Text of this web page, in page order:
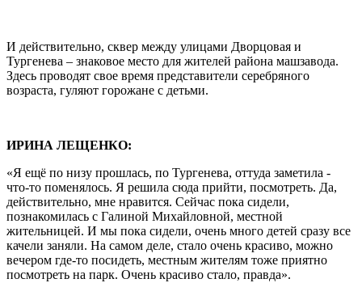
И действительно, сквер между улицами Дворцовая и
Тургенева – знаковое место для жителей района машзавода.
Здесь проводят свое время представители серебряного
возраста, гуляют горожане с детьми.
ИРИНА ЛЕЩЕНКО:
«Я ещё по низу прошлась, по Тургенева, оттуда заметила -
что-то поменялось. Я решила сюда прийти, посмотреть. Да,
действительно, мне нравится. Сейчас пока сидели,
познакомилась с Галиной Михайловной, местной
жительницей. И мы пока сидели, очень много детей сразу все
качели заняли. На самом деле, стало очень красиво, можно
вечером где-то посидеть, местным жителям тоже приятно
посмотреть на парк. Очень красиво стало, правда».